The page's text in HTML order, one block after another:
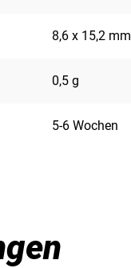
8,6 x 15,2 mm
0,5 g
5-6 Wochen